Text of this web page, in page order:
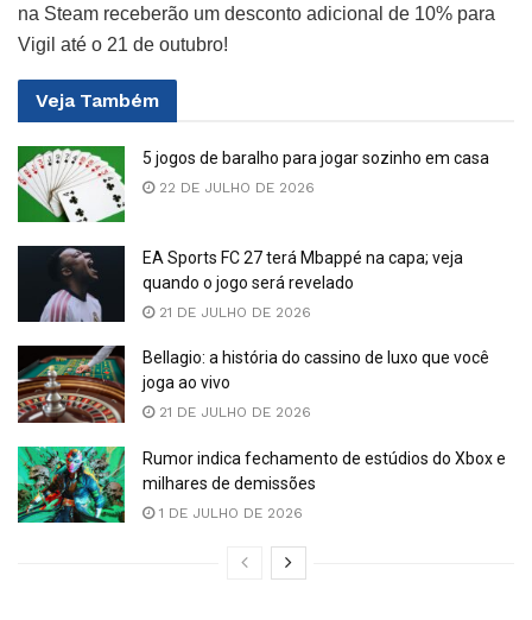
na Steam receberão um desconto adicional de 10% para
Vigil até o 21 de outubro!
Veja Também
5 jogos de baralho para jogar sozinho em casa
22 DE JULHO DE 2026
EA Sports FC 27 terá Mbappé na capa; veja
quando o jogo será revelado
21 DE JULHO DE 2026
Bellagio: a história do cassino de luxo que você
joga ao vivo
21 DE JULHO DE 2026
Rumor indica fechamento de estúdios do Xbox e
milhares de demissões
1 DE JULHO DE 2026